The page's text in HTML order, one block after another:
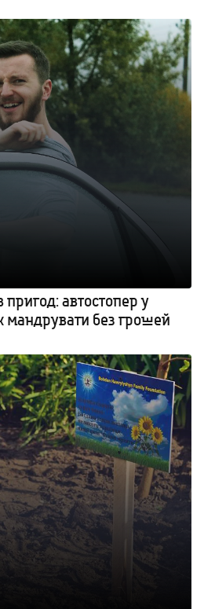
пригод: автостопер у
мандрувати без грошей